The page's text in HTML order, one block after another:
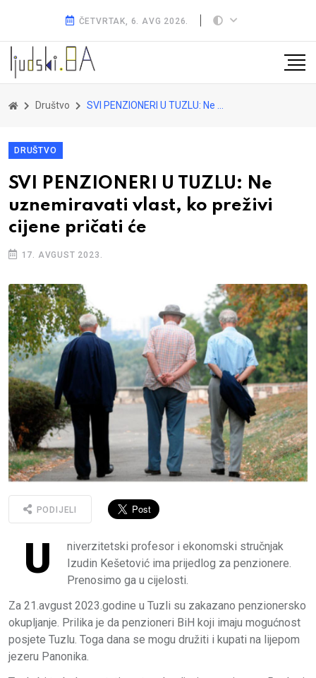
ČETVRTAK, 6. AVG 2026.
Društvo SVI PENZIONERI U TUZLU: Ne uznemiravati vlast, ko preživi cijene pričati će
DRUŠTVO
SVI PENZIONERI U TUZLU: Ne
uznemiravati vlast, ko preživi
cijene pričati će
17. AVGUST 2023.
PODIJELI
U
niverzitetski profesor i ekonomski stručnjak
Izudin Kešetović ima prijedlog za penzionere.
Prenosimo ga u cijelosti.
Za 21.avgust 2023.godine u Tuzli su zakazano penzionersko
okupljanje. Prilika je da penzioneri BiH koji imaju mogućnost
posjete Tuzlu. Toga dana se mogu družiti i kupati na lijepom
jezeru Panonika.